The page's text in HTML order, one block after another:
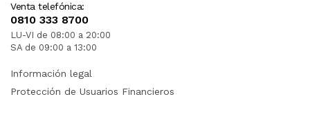
Venta telefónica:
0810 333 8700
LU-VI de 08:00 a 20:00
SA de 09:00 a 13:00
Información legal
Protección de Usuarios Financieros